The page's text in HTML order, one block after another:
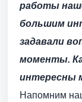
работы
большим
задавали
моменты.
интересны
Напомним